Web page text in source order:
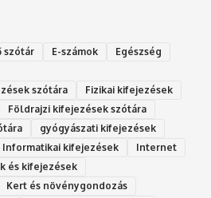
szótár E-számok
Egészség
szótára
Fizikai kifejezések
Földrajzi kifejezések szótára
gyógyászati kifejezések
Informatikai kifejezések
Internet
és kifejezések
Kert és növénygondozás